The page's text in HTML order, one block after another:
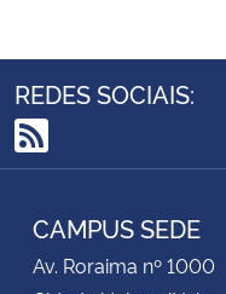
REDES SOCIAIS:
RSS
CAMPUS SEDE
Av. Roraima nº 1000